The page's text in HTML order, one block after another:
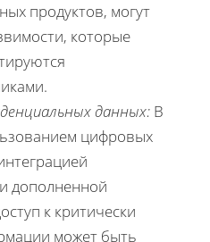
продуктов, могут
которые
данных: В
цифровых
дополненной
к критически
может быть